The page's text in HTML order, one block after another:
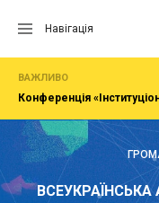
Навігація
ВАЖЛИВО